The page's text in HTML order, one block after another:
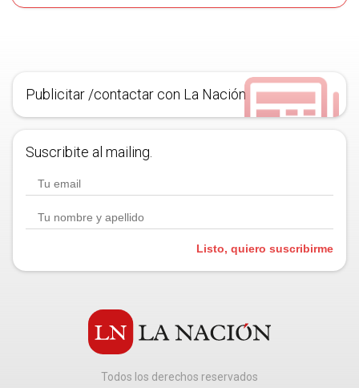
Publicitar /contactar con La Nación
Suscribite al mailing.
Listo, quiero suscribirme
Todos los derechos reservados